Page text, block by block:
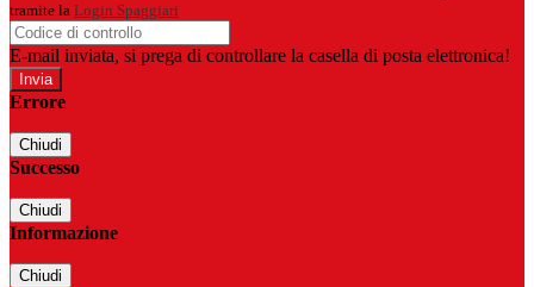
tramite la Login Spaggiari
E-mail inviata, si prega di controllare la casella di posta elettronica!
Errore
Chiudi
Successo
Chiudi
Informazione
Chiudi